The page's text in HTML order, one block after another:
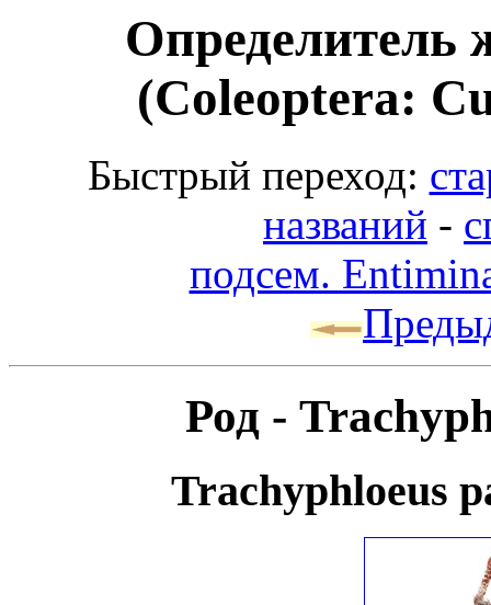
Определитель
(Coleoptera:
Быстрый переход:
названий -
подсем.
Род -
Trachyphloeus